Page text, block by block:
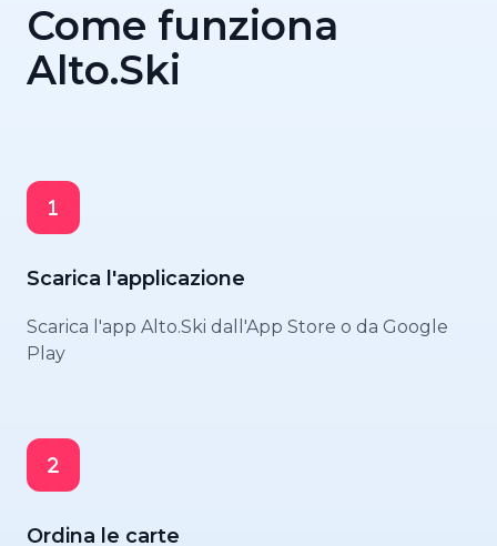
Come funziona
Alto.Ski
Scarica l'applicazione
Scarica l'app Alto.Ski dall'App Store o da Google
Play
Ordina le carte